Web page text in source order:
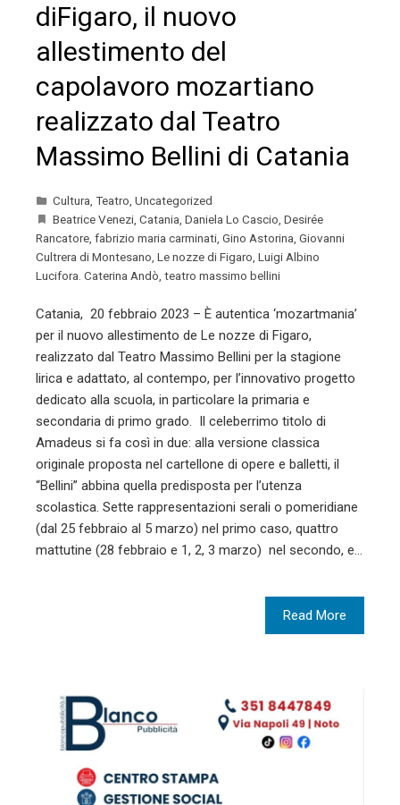
diFigaro, il nuovo
allestimento del
capolavoro mozartiano
realizzato dal Teatro
Massimo Bellini di Catania
Cultura, Teatro, Uncategorized
Beatrice Venezi, Catania, Daniela Lo Cascio, Desirée
Rancatore, fabrizio maria carminati, Gino Astorina, Giovanni
Cultrera di Montesano, Le nozze di Figaro, Luigi Albino
Lucifora. Caterina Andò, teatro massimo bellini
Catania, 20 febbraio 2023 – È autentica ‘mozartmania’
per il nuovo allestimento de Le nozze di Figaro,
realizzato dal Teatro Massimo Bellini per la stagione
lirica e adattato, al contempo, per l’innovativo progetto
dedicato alla scuola, in particolare la primaria e
secondaria di primo grado. Il celeberrimo titolo di
Amadeus si fa così in due: alla versione classica
originale proposta nel cartellone di opere e balletti, il
“Bellini” abbina quella predisposta per l’utenza
scolastica. Sette rappresentazioni serali o pomeridiane
(dal 25 febbraio al 5 marzo) nel primo caso, quattro
mattutine (28 febbraio e 1, 2, 3 marzo) nel secondo, e…
Read More